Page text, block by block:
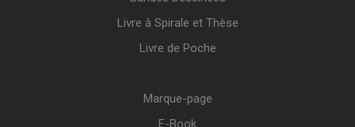
Livre à Spirale et Thèse
Livre de Poche
Marque-page
E-Book